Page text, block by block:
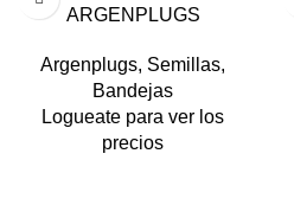
ARGENPLUGS
Argenplugs, Semillas,
Bandejas
Logueate para ver los
precios